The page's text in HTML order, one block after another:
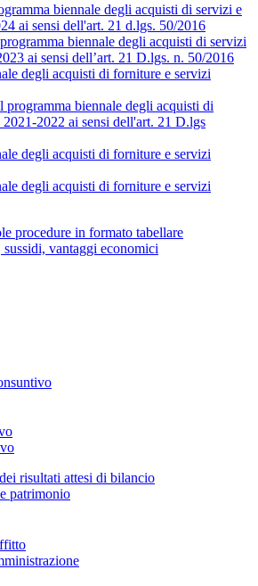
biennale degli acquisti di servizi e
ai sensi dell'art. 21 d.lgs. 50/2016
biennale degli acquisti di servizi
ai sensi dell’art. 21 D.lgs. n. 50/2016
degli acquisti di forniture e servizi
programma biennale degli acquisti di
2022 ai sensi dell'art. 21 D.lgs
degli acquisti di forniture e servizi
degli acquisti di forniture e servizi
procedure in formato tabellare
vantaggi economici
risultati attesi di bilancio
patrimonio